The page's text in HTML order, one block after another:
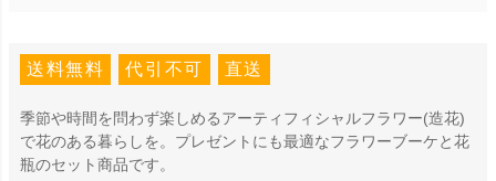
送料無料 代引不可 直送
季節や時間を問わず楽しめるアーティフィシャルフラワー(造花)
で花のある暮らしを。プレゼントにも最適なフラワーブーケと花
瓶のセット商品です。